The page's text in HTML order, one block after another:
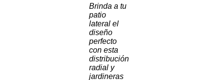
Brinda a tu
patio
lateral el
diseño
perfecto
con esta
distribución
radial y
jardineras